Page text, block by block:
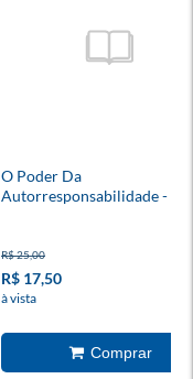
O Poder Da
Autorresponsabilidade -
R$ 25,00
R$ 17,50
à vista